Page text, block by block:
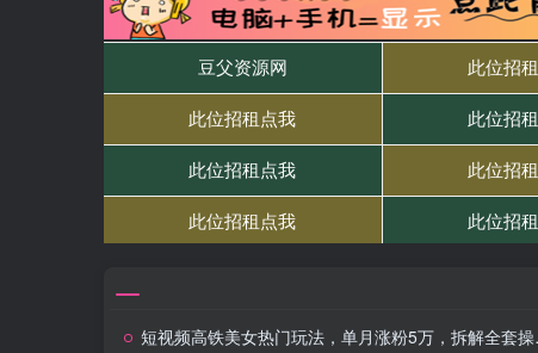
短视频高铁美女热门玩法，单月涨粉5万，拆解全套操作流程